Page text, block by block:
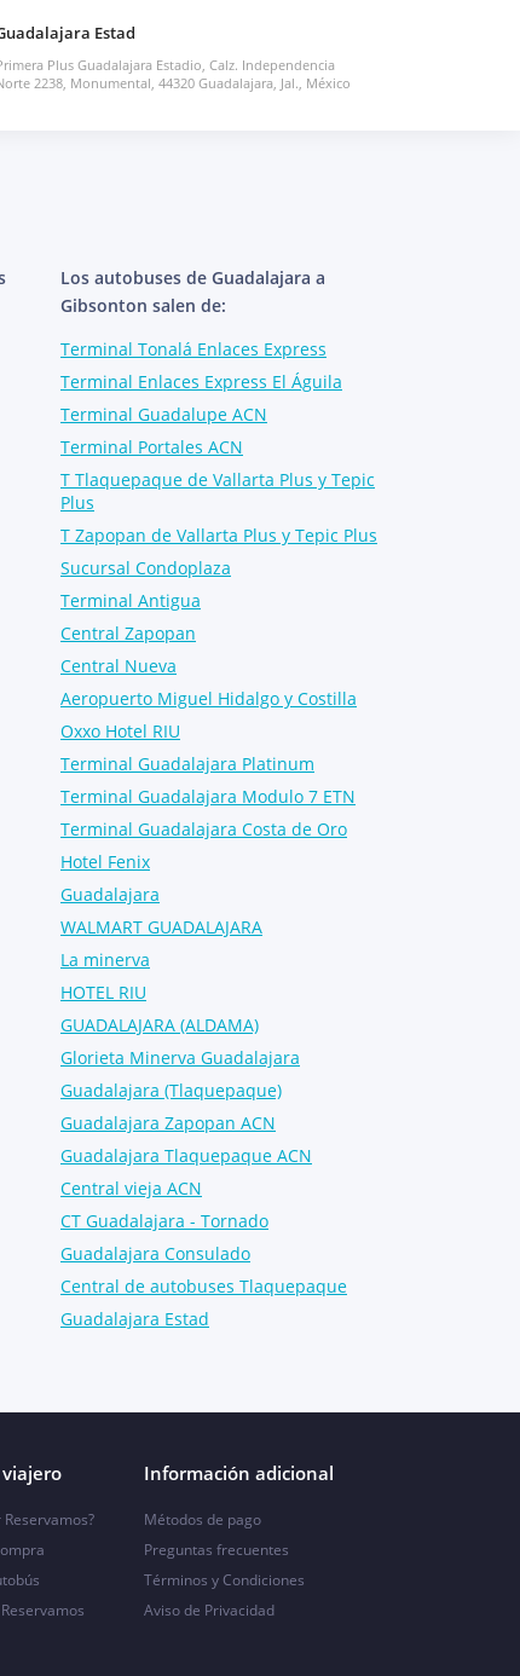
Estad
Plus Guadalajara Estadio, Calz. Independencia
2238, Monumental, 44320 Guadalajara, Jal., México
Los autobuses de Guadalajara a
Gibsonton salen de:
Terminal Tonalá Enlaces Express
Terminal Enlaces Express El Águila
Terminal Guadalupe ACN
Terminal Portales ACN
T Tlaquepaque de Vallarta Plus y Tepic
Plus
T Zapopan de Vallarta Plus y Tepic Plus
Sucursal Condoplaza
Terminal Antigua
Central Zapopan
Central Nueva
Aeropuerto Miguel Hidalgo y Costilla
Oxxo Hotel RIU
Terminal Guadalajara Platinum
Terminal Guadalajara Modulo 7 ETN
Terminal Guadalajara Costa de Oro
Hotel Fenix
Guadalajara
WALMART GUADALAJARA
La minerva
HOTEL RIU
GUADALAJARA (ALDAMA)
Glorieta Minerva Guadalajara
Guadalajara (Tlaquepaque)
Guadalajara Zapopan ACN
Guadalajara Tlaquepaque ACN
Central vieja ACN
CT Guadalajara - Tornado
Guadalajara Consulado
Central de autobuses Tlaquepaque
Guadalajara Estad
Información adicional
Métodos de pago
Preguntas frecuentes
Términos y Condiciones
Aviso de Privacidad